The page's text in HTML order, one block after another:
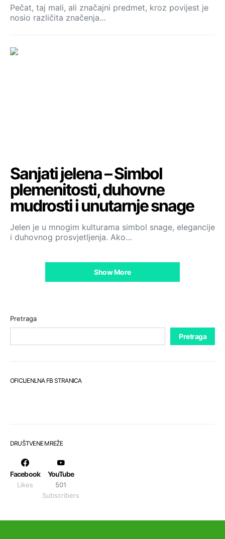
Pečat, taj mali, ali značajni predmet, kroz povijest je
nosio različita značenja…
Sanjati jelena – Simbol
plemenitosti, duhovne
mudrosti i unutarnje snage
Jelen je u mnogim kulturama simbol snage, elegancije
i duhovnog prosvjetljenja. Ako…
Show More
Pretraga
Pretraga
OFICIJENLNA FB STRANICA
DRUŠTVENE MREŽE
Facebook
Likes
YouTube
501
Subscribers